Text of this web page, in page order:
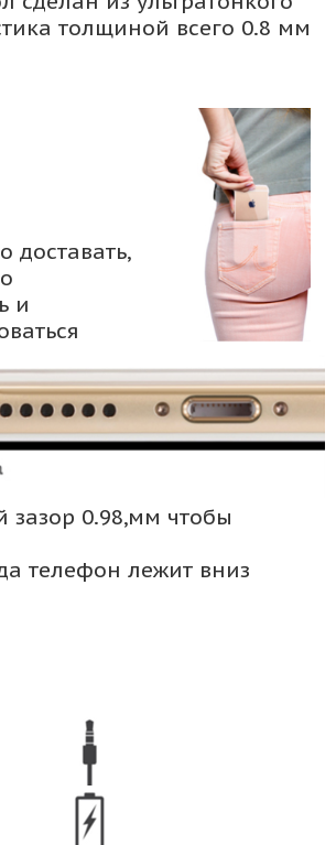
толщиной всего 0.8 мм
доставать,
и
0.98,мм чтобы
телефон лежит вниз